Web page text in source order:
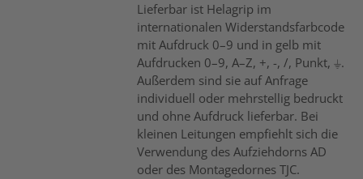
Lieferbar ist Helagrip im
internationalen Widerstandsfarbcode
mit Aufdruck 0–9 und in gelb mit
Aufdrucken 0–9, A–Z, +, -, /, Punkt, ⏚.
Außerdem sind sie auf Anfrage
individuell oder mehrstellig bedruckt
und ohne Aufdruck lieferbar. Bei
kleinen Leitungen empfiehlt sich die
Verwendung des Aufziehdorns AD
oder des Montagedornes TJC.